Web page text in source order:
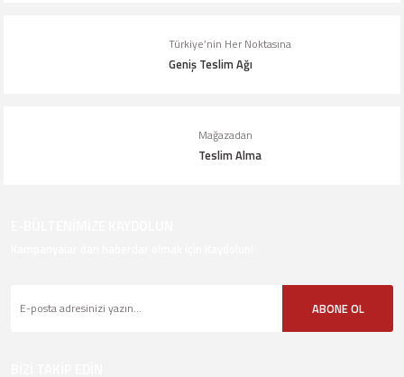
Türkiye’nin Her Noktasına
Geniş Teslim Ağı
Mağazadan
Teslim Alma
ABONE OL